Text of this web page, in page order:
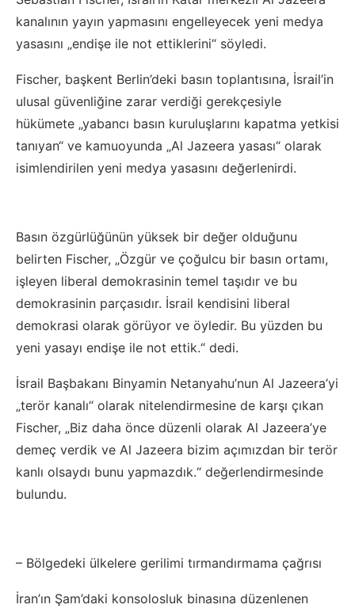
kanalının yayın yapmasını engelleyecek yeni medya
yasasını „endişe ile not ettiklerini“ söyledi.
Fischer, başkent Berlin’deki basın toplantısına, İsrail’in
ulusal güvenliğine zarar verdiği gerekçesiyle
hükümete „yabancı basın kuruluşlarını kapatma yetkisi
tanıyan“ ve kamuoyunda „Al Jazeera yasası“ olarak
isimlendirilen yeni medya yasasını değerlenirdi.
Basın özgürlüğünün yüksek bir değer olduğunu
belirten Fischer, „Özgür ve çoğulcu bir basın ortamı,
işleyen liberal demokrasinin temel taşıdır ve bu
demokrasinin parçasıdır. İsrail kendisini liberal
demokrasi olarak görüyor ve öyledir. Bu yüzden bu
yeni yasayı endişe ile not ettik.“ dedi.
İsrail Başbakanı Binyamin Netanyahu’nun Al Jazeera’yi
„terör kanalı“ olarak nitelendirmesine de karşı çıkan
Fischer, „Biz daha önce düzenli olarak Al Jazeera’ye
demeç verdik ve Al Jazeera bizim açımızdan bir terör
kanlı olsaydı bunu yapmazdık.“ değerlendirmesinde
bulundu.
– Bölgedeki ülkelere gerilimi tırmandırmama çağrısı
İran’ın Şam’daki konsolosluk binasına düzenlenen